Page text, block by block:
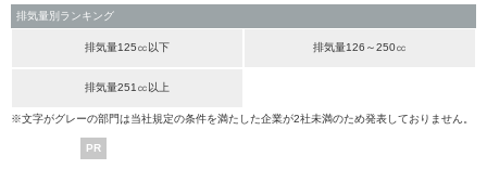
排気量別ランキング
排気量125㏄以下 排気量126～250㏄
排気量251㏄以上
※文字がグレーの部門は当社規定の条件を満たした企業が2社未満のため発表しておりません。
PR